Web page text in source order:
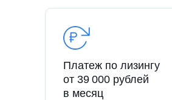
Платеж по лизингу
от 39 000 рублей
в месяц